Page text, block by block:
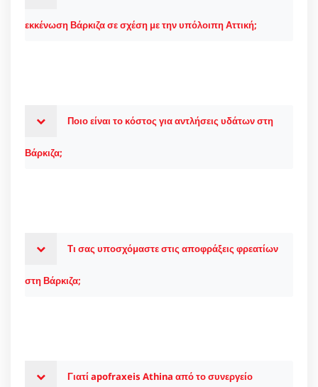
εκκένωση Βάρκιζα σε σχέση με την υπόλοιπη Αττική;
Ποιο είναι το κόστος για αντλήσεις υδάτων στη
Βάρκιζα;
Τι σας υποσχόμαστε στις αποφράξεις φρεατίων
στη Βάρκιζα;
Γιατί apofraxeis Athina από το συνεργείο